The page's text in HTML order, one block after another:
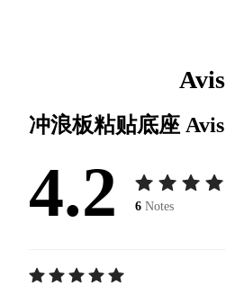
Avis
冲浪板粘贴底座 Avis
4.2 6 Notes